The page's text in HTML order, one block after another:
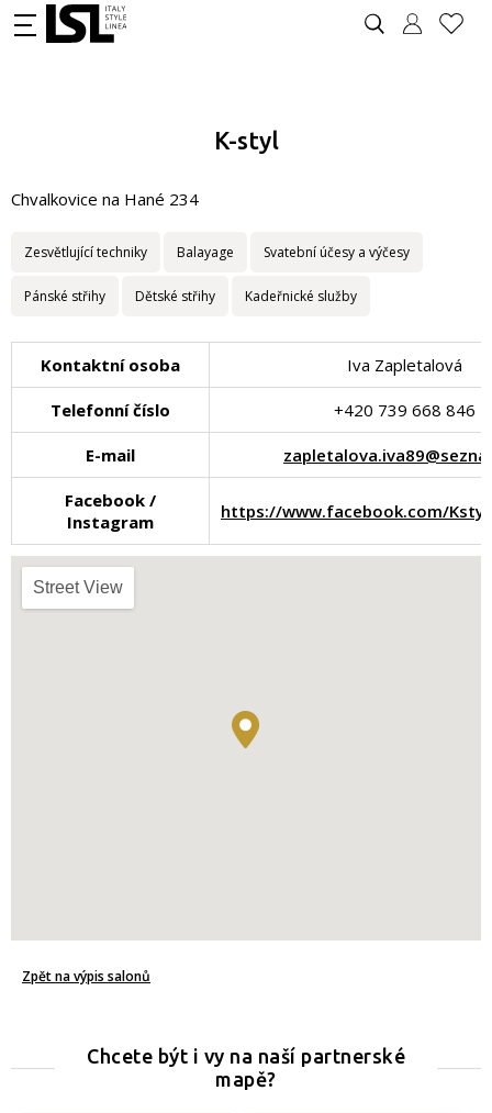
K-styl
Chvalkovice na Hané 234
Zesvětlující techniky Balayage Svatební účesy a výčesy
Pánské střihy Dětské střihy Kadeřnické služby
Kontaktní osoba Iva Zapletalová
Telefonní číslo +420 739 668 846
E-mail
Facebook /
Instagram
https://www.facebook.com/
Street View
Zpět na výpis salonů
Chcete být i vy na naší partnerské
mapě?